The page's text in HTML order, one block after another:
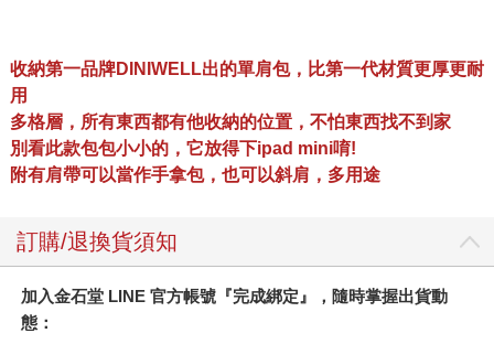
收納第一品牌DINIWELL出的單肩包，比第一代材質更厚更耐
用
多格層，所有東西都有他收納的位置，不怕東西找不到家
別看此款包包小小的，它放得下ipad mini唷!
附有肩帶可以當作手拿包，也可以斜肩，多用途
訂購/退換貨須知
加入金石堂 LINE 官方帳號『完成綁定』，隨時掌握出貨動
態：